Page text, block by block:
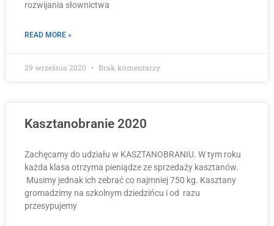
rozwijania słownictwa
READ MORE »
29 września 2020 Brak komentarzy
Kasztanobranie 2020
Zachęcamy do udziału w KASZTANOBRANIU. W tym roku
każda klasa otrzyma pieniądze ze sprzedaży kasztanów.
Musimy jednak ich zebrać co najmniej 750 kg. Kasztany
gromadzimy na szkolnym dziedzińcu i od razu
przesypujemy